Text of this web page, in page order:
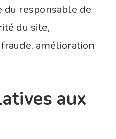
du responsable de
du site,
amélioration
aux